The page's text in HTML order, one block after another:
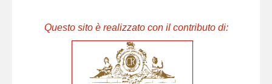
Questo sito è realizzato con il contributo di: